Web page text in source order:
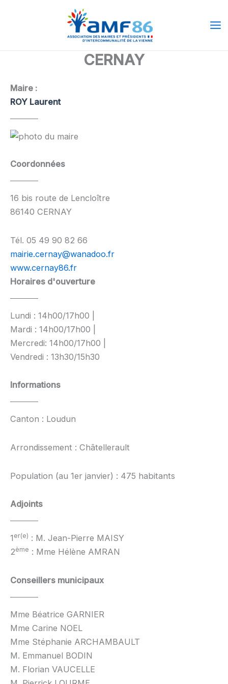
CERNAY
Maire :
ROY Laurent
Coordonnées
16 bis route de Lencloître
86140 CERNAY
Tél. 05 49 90 82 66
mairie.cernay@wanadoo.fr
www.cernay86.fr
Horaires d'ouverture
Lundi : 14h00/17h00 |
Mardi : 14h00/17h00 |
Mercredi: 14h00/17h00 |
Vendredi : 13h30/15h30
Informations
Canton : Loudun
Arrondissement : Châtellerault
Population (au 1er janvier) : 475 habitants
Adjoints
1 er(e) : M. Jean-Pierre MAISY
2ème : Mme Hélène AMRAN
Conseillers municipaux
Mme Béatrice GARNIER
Mme Carine NOEL
Mme Stéphanie ARCHAMBAULT
M. Emmanuel BODIN
M. Florian VAUCELLE